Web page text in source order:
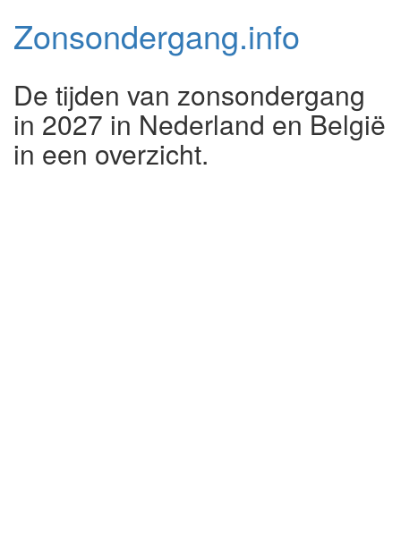
Zonsondergang.info
De tijden van zonsondergang
in 2027 in Nederland en België
in een overzicht.